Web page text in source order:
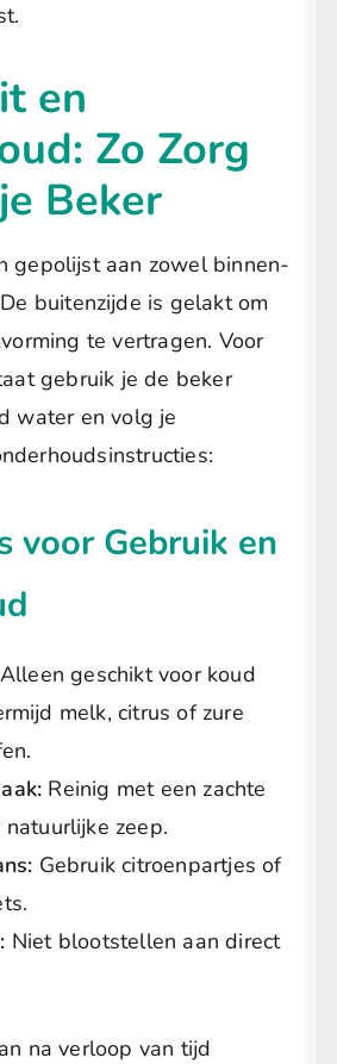
en
Zo Zorg
Beker
gepolijst aan zowel binnen-
buitenzijde is gelakt om
te vertragen. Voor
gebruik je de beker
water en volg je
voor Gebruik en
Alleen geschikt voor koud
melk, citrus of zure
Reinig met een zachte
natuurlijke zeep.
Gebruik citroenpartjes of
Niet blootstellen aan direct
na verloop van tijd